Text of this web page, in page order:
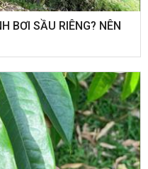
BƠI SẦU RIÊNG? NÊN